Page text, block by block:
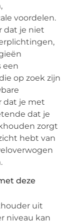
voordelen.
dat je niet
een
op zoek zijn
dat je met
dat je
zorgt
hebt van
deze
uit
niveau kan